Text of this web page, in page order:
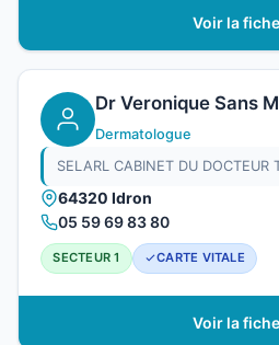
Voir la fiche
Dr Veronique Sans
Dermatologue
SELARL CABINET DU DOCTEUR
64320 Idron
05 59 69 83 80
SECTEUR 1 CARTE VITALE
Voir la fiche